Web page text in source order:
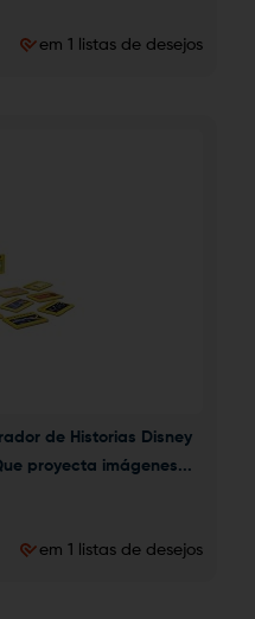
em 1 listas de desejos
de Historias Disney
proyecta imágenes...
em 1 listas de desejos